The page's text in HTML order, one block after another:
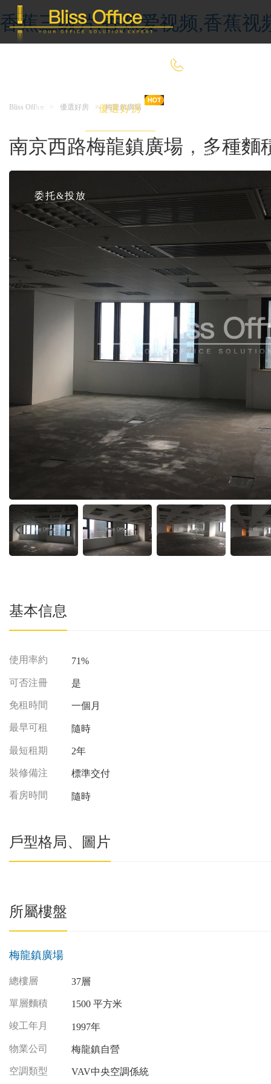
香蕉三级片,香蕉爱视频,香蕉视
首 頁 優選好房
共享辦公
委托&投放
Bliss Office > 優選好房 > 梅龍鎮廣場
南京西路梅龍鎮廣場，多種
基本信息
使用率約 71%
可否注冊 是
免租時間 一個月
最早可租 隨時
最短租期 2年
裝修備注 標準交付
看房時間 隨時
戶型格局、圖片
所屬樓盤
梅龍鎮廣場
總樓層 37層
單層麵積 1500 平方米
竣工年月 1997年
物業公司 梅龍鎮自營
空調類型 VAV中央空調係統